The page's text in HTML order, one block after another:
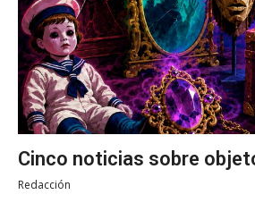
Cinco noticias sobre
Redacción